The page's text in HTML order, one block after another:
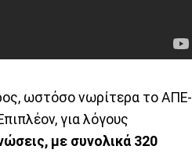
ωστόσο νωρίτερα το ΑΠΕ-
για λόγους
με συνολικά 320